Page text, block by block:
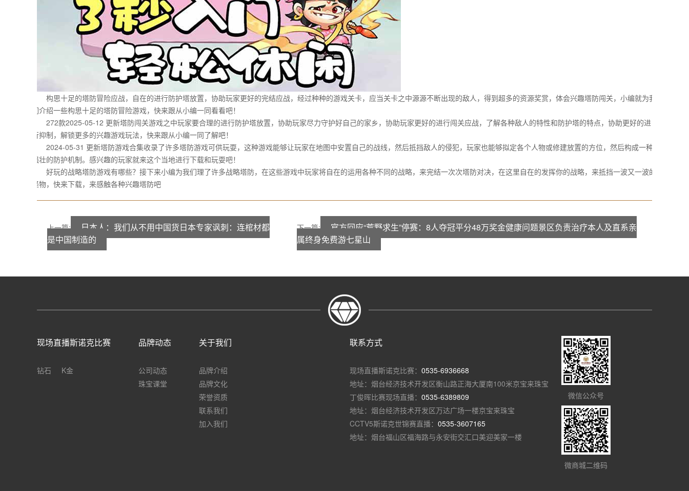
构思十足的塔防冒险应战，自在的进行防护塔放置，协助玩家更好的完结应战，经过种种的游戏关卡，应当关卡之中源源不断出现的敌人，得到超多的资源奖赏，体会兴趣塔防闯关，小编就为我
们介绍一些构思十足的塔防冒险游戏，快来跟从小编一同看看吧！
272款2025-05-12 更新塔防闯关游戏之中玩家要合理的进行防护塔放置，协助玩家尽力守护好自己的家乡，协助玩家更好的进行闯关应战，了解各种敌人的特性和防护塔的特点，协助更好的进
行抑制，解锁更多的兴趣游戏玩法，快来跟从小编一同了解吧！
2024-05-31 更新塔防游戏合集收录了许多塔防游戏可供玩耍，这种游戏能够让玩家在地图中安置自己的战线，然后抵挡敌人的侵犯，玩家也能够拟定各个人物或修建放置的方位，然后构成一种
强壮的防护机制。感兴趣的玩家就来这个当地进行下载和玩耍吧！
好玩的战略塔防游戏有哪些？接下来小编为我们理了许多战略塔防，在这些游戏中玩家将自在的运用各种不同的战略，来完结一次次塔防对决，在这里自在的发挥你的战略，来抵挡一波又一波的
怪物，快来下载，来感触各种兴趣塔防吧
上一篇:
日本人：我们从不用中国货日本专家讽刺：连棺材都
是中国制造的
下一篇:
官方回应“荒野求生”停赛：8人夺冠平分48万奖金健康问题景区负责治疗本人及直系亲
属终身免费游七星山
现场直播斯诺克比赛
钻石 K金
品牌动态
公司动态
珠宝课堂
关于我们
品牌介绍
品牌文化
荣誉资质
联系我们
加入我们
联系方式
现场直播斯诺克比赛： 0535-6936668
地址：烟台经济技术开发区衡山路正海大厦南100米京宝来珠宝
丁俊晖比赛现场直播： 0535-6389809
地址：烟台经济技术开发区万达广场一楼京宝来珠宝
CCTV5斯诺克世锦赛直播： 0535-3607165
地址：烟台福山区福海路与永安街交汇口美迎美家一楼
微信公众号
微商城二维码